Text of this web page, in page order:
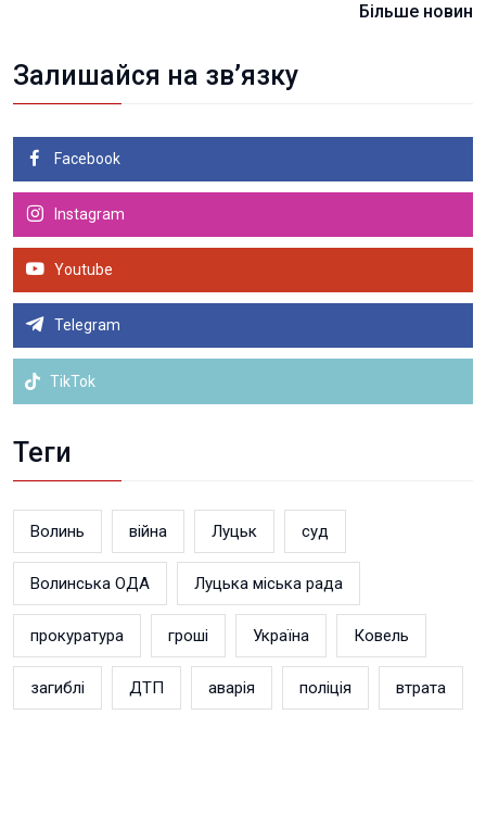
Більше новин
Залишайся на зв’язку
Facebook
Instagram
Youtube
Telegram
TikTok
Теги
Волинь війна Луцьк суд
Волинська ОДА Луцька міська рада
прокуратура гроші Україна Ковель
загиблі ДТП аварія поліція втрата